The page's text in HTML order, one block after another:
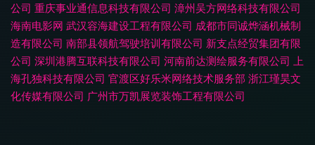
公司 重庆事业通信息科技有限公司 漳州吴方网络科技有限公司
海南电影网 武汉容海建设工程有限公司 成都市同诚烨涵机械制
造有限公司 南部县领航驾驶培训有限公司 新支点经贸集团有限
公司 深圳港腾互联科技有限公司 河南前达测绘服务有限公司 上
海孔独科技有限公司 官渡区好乐米网络技术服务部 浙江瑾昊文
化传媒有限公司 广州市万凯展览装饰工程有限公司